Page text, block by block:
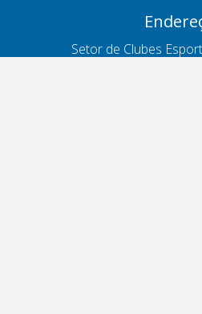
Setor de Clubes